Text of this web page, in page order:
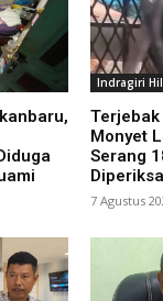
Indragiri
Monyet
Serang
Diperiksa
7 Agustus